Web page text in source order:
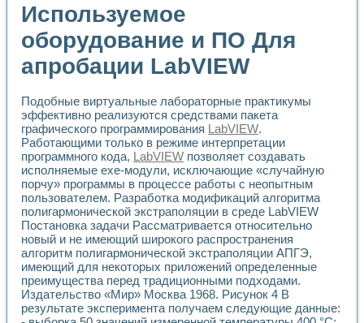
Применение NI VISION для геометрического анализа в
Система температурной стабилизации
Управление движением с помощью программно -
Определение параметров всплывающих газовых
Система управления асинхронным тиристорным
Применение средств NATIONAL INSTRUMENTS для
Разработка автоматизированного стенда для
Автоматизированный стенд рентгеновской диагностики
Высокочувствительные оптоэлектронные
Установка для измерения диэлектрических свойств
Исследование кинетики зарождения и развития
Лабораторный электрический импедансный томограф на
Микрозондовая система для характеризации
Метод траекторий в исследовании
Промышленная автоматизация
Автоматизация технологических процессов получения
Использование систем технического зрения для контроля
Исследование электромагнитных переходных процессов
Применение LabVIEW при разработке обучающих
Используемое
оборудование и ПО Для
апробации LabVIEW
Подобные виртуальные лабораторные практикумы
эффективно реализуются средствами пакета
графического программирования LabVIEW.
Работающими только в режиме интерпретации
программного кода, LabVIEW позволяет создавать
исполняемые ехе-модули, исключающие «случайную
порчу» программы в процессе работы с неопытным
пользователем. Разработка модификаций алгоритма
полигармонической экстраполяции в среде LabVIEW
Постановка задачи Рассматривается относительно
новый и не имеющий широкого распространения
алгоритм полигармонической экстраполяции АПГЭ,
имеющий для некоторых приложений определенные
преимущества перед традиционными подходами.
Издательство «Мир» Москва 1968. Рисунок 4 В
результате эксперимента получаем следующие данные: